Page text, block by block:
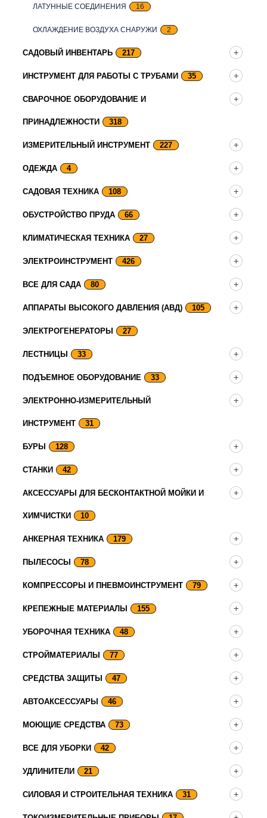
ЛАТУННЫЕ СОЕДИНЕНИЯ 16
ОХЛАЖДЕНИЕ ВОЗДУХА СНАРУЖИ 2
САДОВЫЙ ИНВЕНТАРЬ 217
ИНСТРУМЕНТ ДЛЯ РАБОТЫ С ТРУБАМИ 35
СВАРОЧНОЕ ОБОРУДОВАНИЕ И
ПРИНАДЛЕЖНОСТИ 318
ИЗМЕРИТЕЛЬНЫЙ ИНСТРУМЕНТ 227
ОДЕЖДА 4
САДОВАЯ ТЕХНИКА 108
ОБУСТРОЙСТВО ПРУДА 66
КЛИМАТИЧЕСКАЯ ТЕХНИКА 27
ЭЛЕКТРОИНСТРУМЕНТ 426
ВСЕ ДЛЯ САДА 80
АППАРАТЫ ВЫСОКОГО ДАВЛЕНИЯ (АВД) 105
ЭЛЕКТРОГЕНЕРАТОРЫ 27
ЛЕСТНИЦЫ 33
ПОДЪЕМНОЕ ОБОРУДОВАНИЕ 33
ЭЛЕКТРОННО-ИЗМЕРИТЕЛЬНЫЙ
ИНСТРУМЕНТ 31
БУРЫ 128
СТАНКИ 42
АКСЕССУАРЫ ДЛЯ БЕСКОНТАКТНОЙ МОЙКИ И
ХИМЧИСТКИ 10
АНКЕРНАЯ ТЕХНИКА 179
ПЫЛЕСОСЫ 78
КОМПРЕССОРЫ И ПНЕВМОИНСТРУМЕНТ 79
КРЕПЕЖНЫЕ МАТЕРИАЛЫ 155
УБОРОЧНАЯ ТЕХНИКА 48
СТРОЙМАТЕРИАЛЫ 77
СРЕДСТВА ЗАЩИТЫ 47
АВТОАКСЕССУАРЫ 46
МОЮЩИЕ СРЕДСТВА 73
ВСЕ ДЛЯ УБОРКИ 42
УДЛИНИТЕЛИ 21
СИЛОВАЯ И СТРОИТЕЛЬНАЯ ТЕХНИКА 31